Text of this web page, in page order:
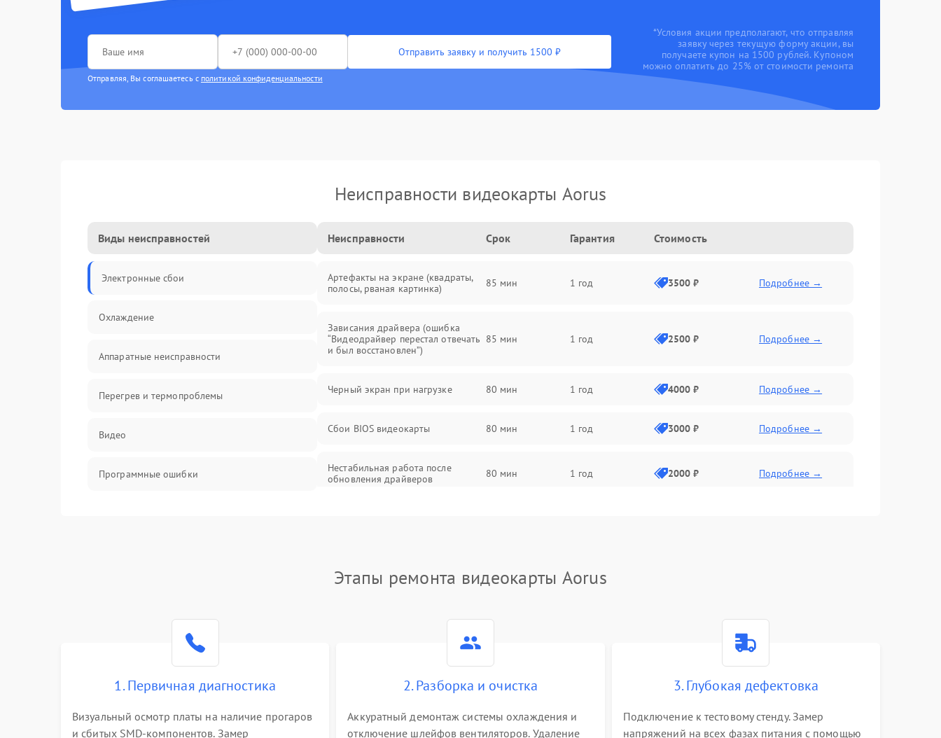
Отправить заявку и получить 1500 ₽
Отправляя, Вы соглашаетесь с политикой конфиденциальности
*Условия акции предполагают, что отправляя
заявку через текущую форму акции, вы
получаете купон на 1500 рублей. Купоном
можно оплатить до 25% от стоимости ремонта
Неисправности видеокарты Aorus
Виды неисправностей
Электронные сбои
Охлаждение
Аппаратные неисправности
Перегрев и термопроблемы
Видео
Программные ошибки
Электронные компоненты
Интерфейсы
Неисправности Срок Гарантия Стоимость
Артефакты на экране (квадраты,
полосы, рваная картинка)
85 мин 1 год 3500 ₽ Подробнее →
Зависания драйвера (ошибка
“Видеодрайвер перестал отвечать
и был восстановлен”)
85 мин 1 год 2500 ₽ Подробнее →
Черный экран при нагрузке 80 мин 1 год 4000 ₽ Подробнее →
Сбои BIOS видеокарты 80 мин 1 год 3000 ₽ Подробнее →
Нестабильная работа после
обновления драйверов
80 мин 1 год 2000 ₽ Подробнее →
Этапы ремонта видеокарты Aorus
1. Первичная диагностика
Визуальный осмотр платы на наличие прогаров
и сбитых SMD-компонентов. Замер
2. Разборка и очистка
Аккуратный демонтаж системы охлаждения и
отключение шлейфов вентиляторов. Удаление
3. Глубокая дефектовка
Подключение к тестовому стенду. Замер
напряжений на всех фазах питания с помощью